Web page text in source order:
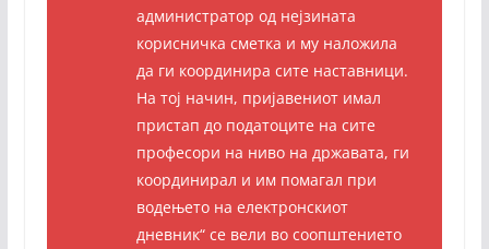
администратор од нејзината
корисничка сметка и му наложила
да ги координира сите наставници.
На тој начин, пријавениот имал
пристап до податоците на сите
професори на ниво на државата, ги
координирал и им помагал при
водењето на електронскиот
дневник“ се вели во соопштението